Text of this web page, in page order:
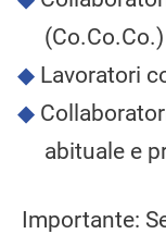
(Co.Co.Co.)
Lavoratori
abituale e
Importante: